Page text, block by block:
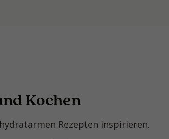
Kochen
Rezepten inspirieren.